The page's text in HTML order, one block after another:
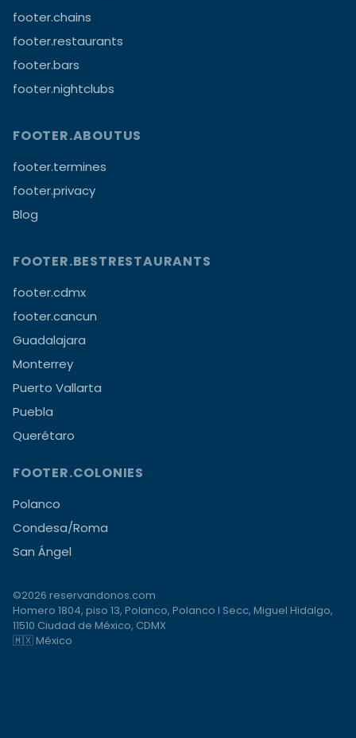
footer.chains
footer.restaurants
footer.bars
footer.nightclubs
FOOTER.ABOUTUS
footer.termines
footer.privacy
Blog
FOOTER.BESTRESTAURANTS
footer.cdmx
footer.cancun
Guadalajara
Monterrey
Puerto Vallarta
Puebla
Querétaro
FOOTER.COLONIES
Polanco
Condesa/Roma
San Ángel
©2026 reservandonos.com
Homero 1804, piso 13, Polanco, Polanco I Secc, Miguel Hidalgo,
11510 Ciudad de México, CDMX
🇲🇽 México